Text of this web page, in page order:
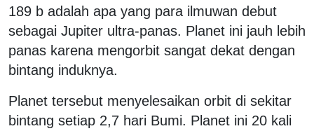
189 b adalah apa yang para ilmuwan debut
sebagai Jupiter ultra-panas. Planet ini jauh lebih
panas karena mengorbit sangat dekat dengan
bintang induknya.
Planet tersebut menyelesaikan orbit di sekitar
bintang setiap 2,7 hari Bumi. Planet ini 20 kali